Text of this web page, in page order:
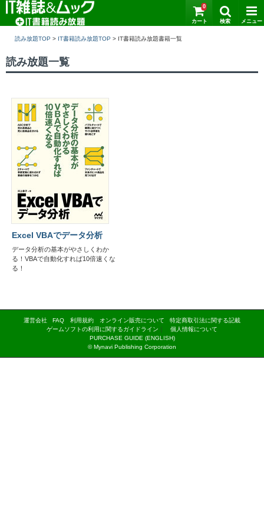
読み放題TOP > IT書籍読み放題TOP >
0
読み放題一覧
Excel VBAでデータ分析
データ分析の基本がやさしくわか
る！VBAで自動化すれば10倍速くな
る！
運営会社 FAQ 利用規約 オンライン販売について
特定商取引法に関する記載
ゲームソフトの利用に関するガイドライン
個人情報について
PURCHASE GUIDE (ENGLISH)
© Mynavi Publishing Corporation